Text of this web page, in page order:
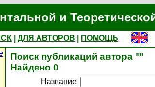
и
ДЛЯ АВТОРОВ
ПОМОЩЬ
Поиск публикаций автора ""
Найдено 0
Название